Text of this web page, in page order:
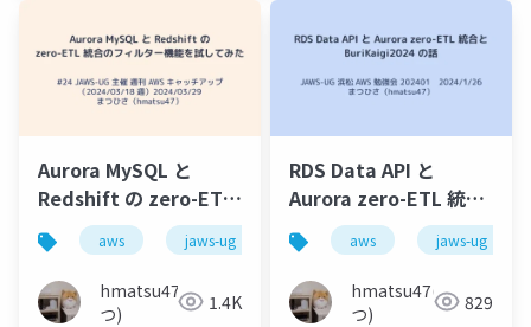
Aurora MySQL と
Redshift の zero-ETL
統合のフィルター機能
を試してみた
aws jaws-ug aurora mysql
hmatsu47(ま
つ)
1.4K
RDS Data API と
Aurora zero-ETL 統合
と BuriKaigi2024 の話
aws jaws-ug
hmatsu47(ま
つ)
829